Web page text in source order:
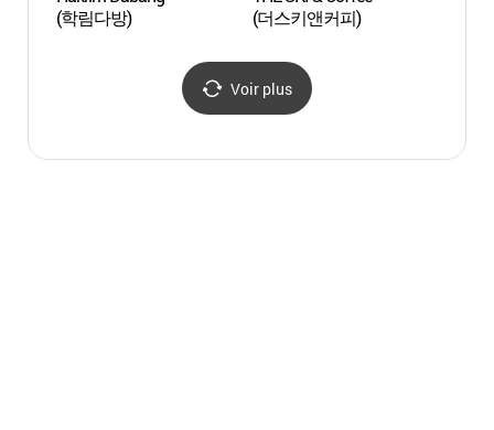
(학림다방)
(더스키앤커피)
Voir plus